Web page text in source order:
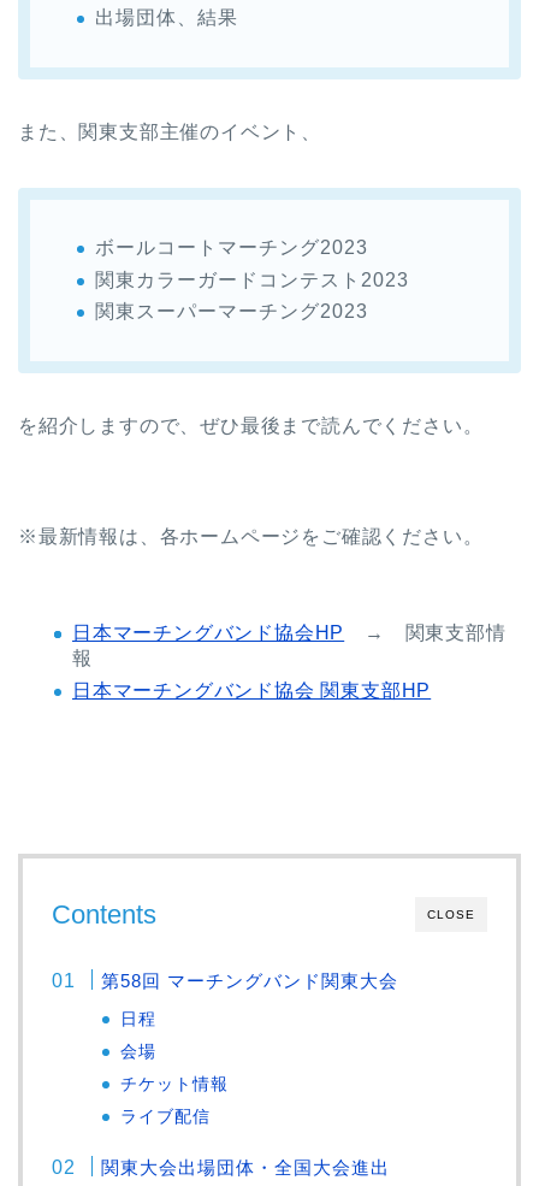
出場団体、結果
また、関東支部主催のイベント、
ボールコートマーチング2023
関東カラーガードコンテスト2023
関東スーパーマーチング2023
を紹介しますので、ぜひ最後まで読んでください。
※最新情報は、各ホームページをご確認ください。
日本マーチングバンド協会HP
→ 関東支部情
報
日本マーチングバンド協会 関東支部HP
CLOSE
Contents
第58回 マーチングバンド関東大会
日程
会場
チケット情報
ライブ配信
関東大会出場団体・全国大会進出